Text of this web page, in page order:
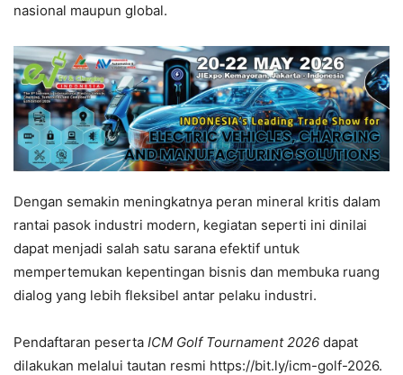
nasional maupun global.
Dengan semakin meningkatnya peran mineral kritis dalam
rantai pasok industri modern, kegiatan seperti ini dinilai
dapat menjadi salah satu sarana efektif untuk
mempertemukan kepentingan bisnis dan membuka ruang
dialog yang lebih fleksibel antar pelaku industri.
Pendaftaran peserta ICM Golf Tournament 2026 dapat
dilakukan melalui tautan resmi https://bit.ly/icm-golf-2026.